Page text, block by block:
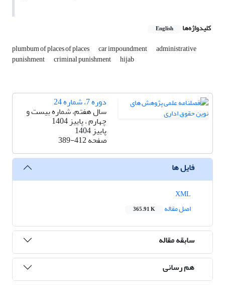
کلیدواژه‌ها English
plumbum of places of places car impoundment administrative
punishment criminal punishment hijab
دوره 7، شماره 24
سال هفتم، شماره بیست و
چهارم ، پاییز 1404
پاییز 1404
صفحه389-412
فایل ها
اصل مقاله
365.91 K
سابقه مقاله
هم رسانی